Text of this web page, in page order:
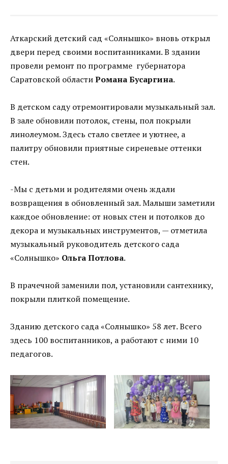
Аткарский детский сад «Солнышко» вновь открыл
двери перед своими воспитанниками. В здании
провели ремонт по программе губернатора
Саратовской областиРомана Бусаргина.
В детском саду отремонтировали музыкальный зал.
В зале обновили потолок, стены, пол покрыли
линолеумом. Здесь стало светлее и уютнее, а
палитру обновили приятные сиреневые оттенки
стен.
-Мы с детьми и родителями очень ждали
возвращения в обновленный зал. Малыши заметили
каждое обновление: от новых стен и потолков до
декора и музыкальных инструментов, — отметила
музыкальный руководитель детского сада
«Солнышко» Ольга Потлова.
В прачечной заменили пол, установили сантехнику,
покрыли плиткой помещение.
Зданию детского сада «Солнышко» 58 лет. Всего
здесь 100 воспитанников, а работают с ними 10
педагогов.